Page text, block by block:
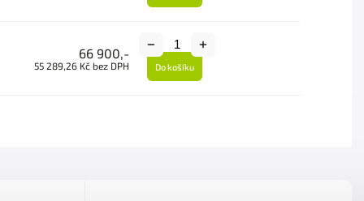
66 900,-
55 289,26 Kč bez DPH Do košíku